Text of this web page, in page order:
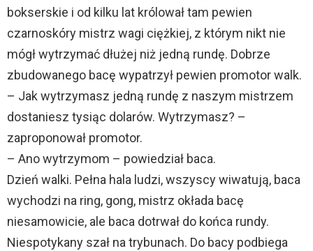
bokserskie i od kilku lat królował tam pewien
czarnoskóry mistrz wagi ciężkiej, z którym nikt nie
mógł wytrzymać dłużej niż jedną rundę. Dobrze
zbudowanego bacę wypatrzył pewien promotor walk.
– Jak wytrzymasz jedną rundę z naszym mistrzem
dostaniesz tysiąc dolarów. Wytrzymasz? –
zaproponował promotor.
– Ano wytrzymom – powiedział baca.
Dzień walki. Pełna hala ludzi, wszyscy wiwatują, baca
wychodzi na ring, gong, mistrz okłada bacę
niesamowicie, ale baca dotrwał do końca rundy.
Niespotykany szał na trybunach. Do bacy podbiega